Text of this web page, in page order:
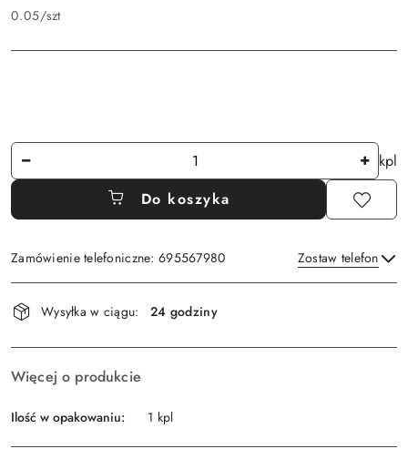
0.05/szt
Ilość
kpl
Do koszyka
Zamówienie telefoniczne: 695567980 Zostaw telefon
Dostępność
i
dostawa
Wysyłka w ciągu: 24 godziny
Więcej o produkcie
Ilość w opakowaniu: 1 kpl